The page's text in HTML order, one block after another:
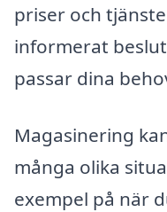
priser och
informerat
passar dina
Magasinering
många olika
exempel på när